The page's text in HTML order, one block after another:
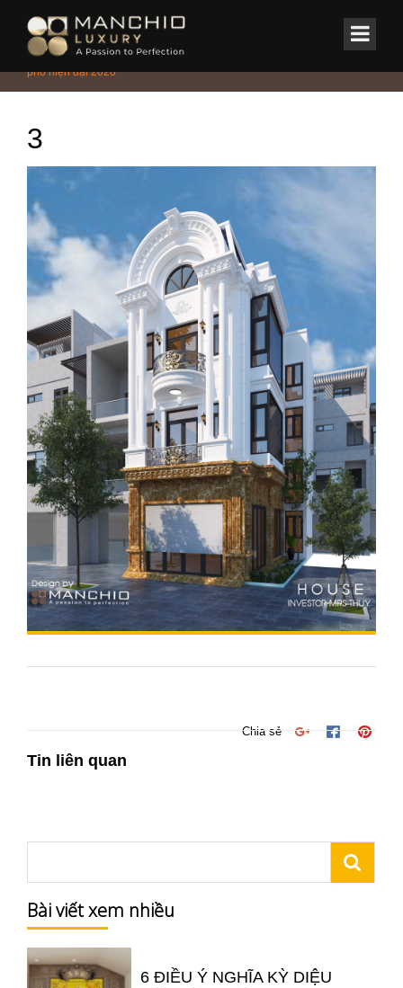
Home/Tin Tức & Sự Kiện/Phong cách
Xu hướng thiết kế nội thất nhà
phố hiện đại 2020
3
Chia sẻ
Tin liên quan
Bài viết xem nhiều
6 ĐIỀU Ý NGHĨA KỲ DIỆU